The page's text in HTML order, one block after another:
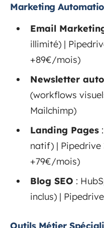
Marketing
Email
illimité) |
+89€/mois)
Newsletter
(workflows
Mailchimp)
Landing Pages
natif) | Pipedrive
+79€/mois)
Blog SEO :
inclus) |
Outils Métier